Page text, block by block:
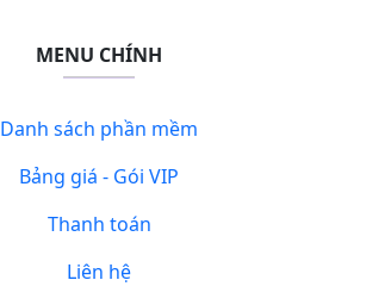
MENU CHÍNH
Danh sách phần mềm
Bảng giá - Gói VIP
Thanh toán
Liên hệ